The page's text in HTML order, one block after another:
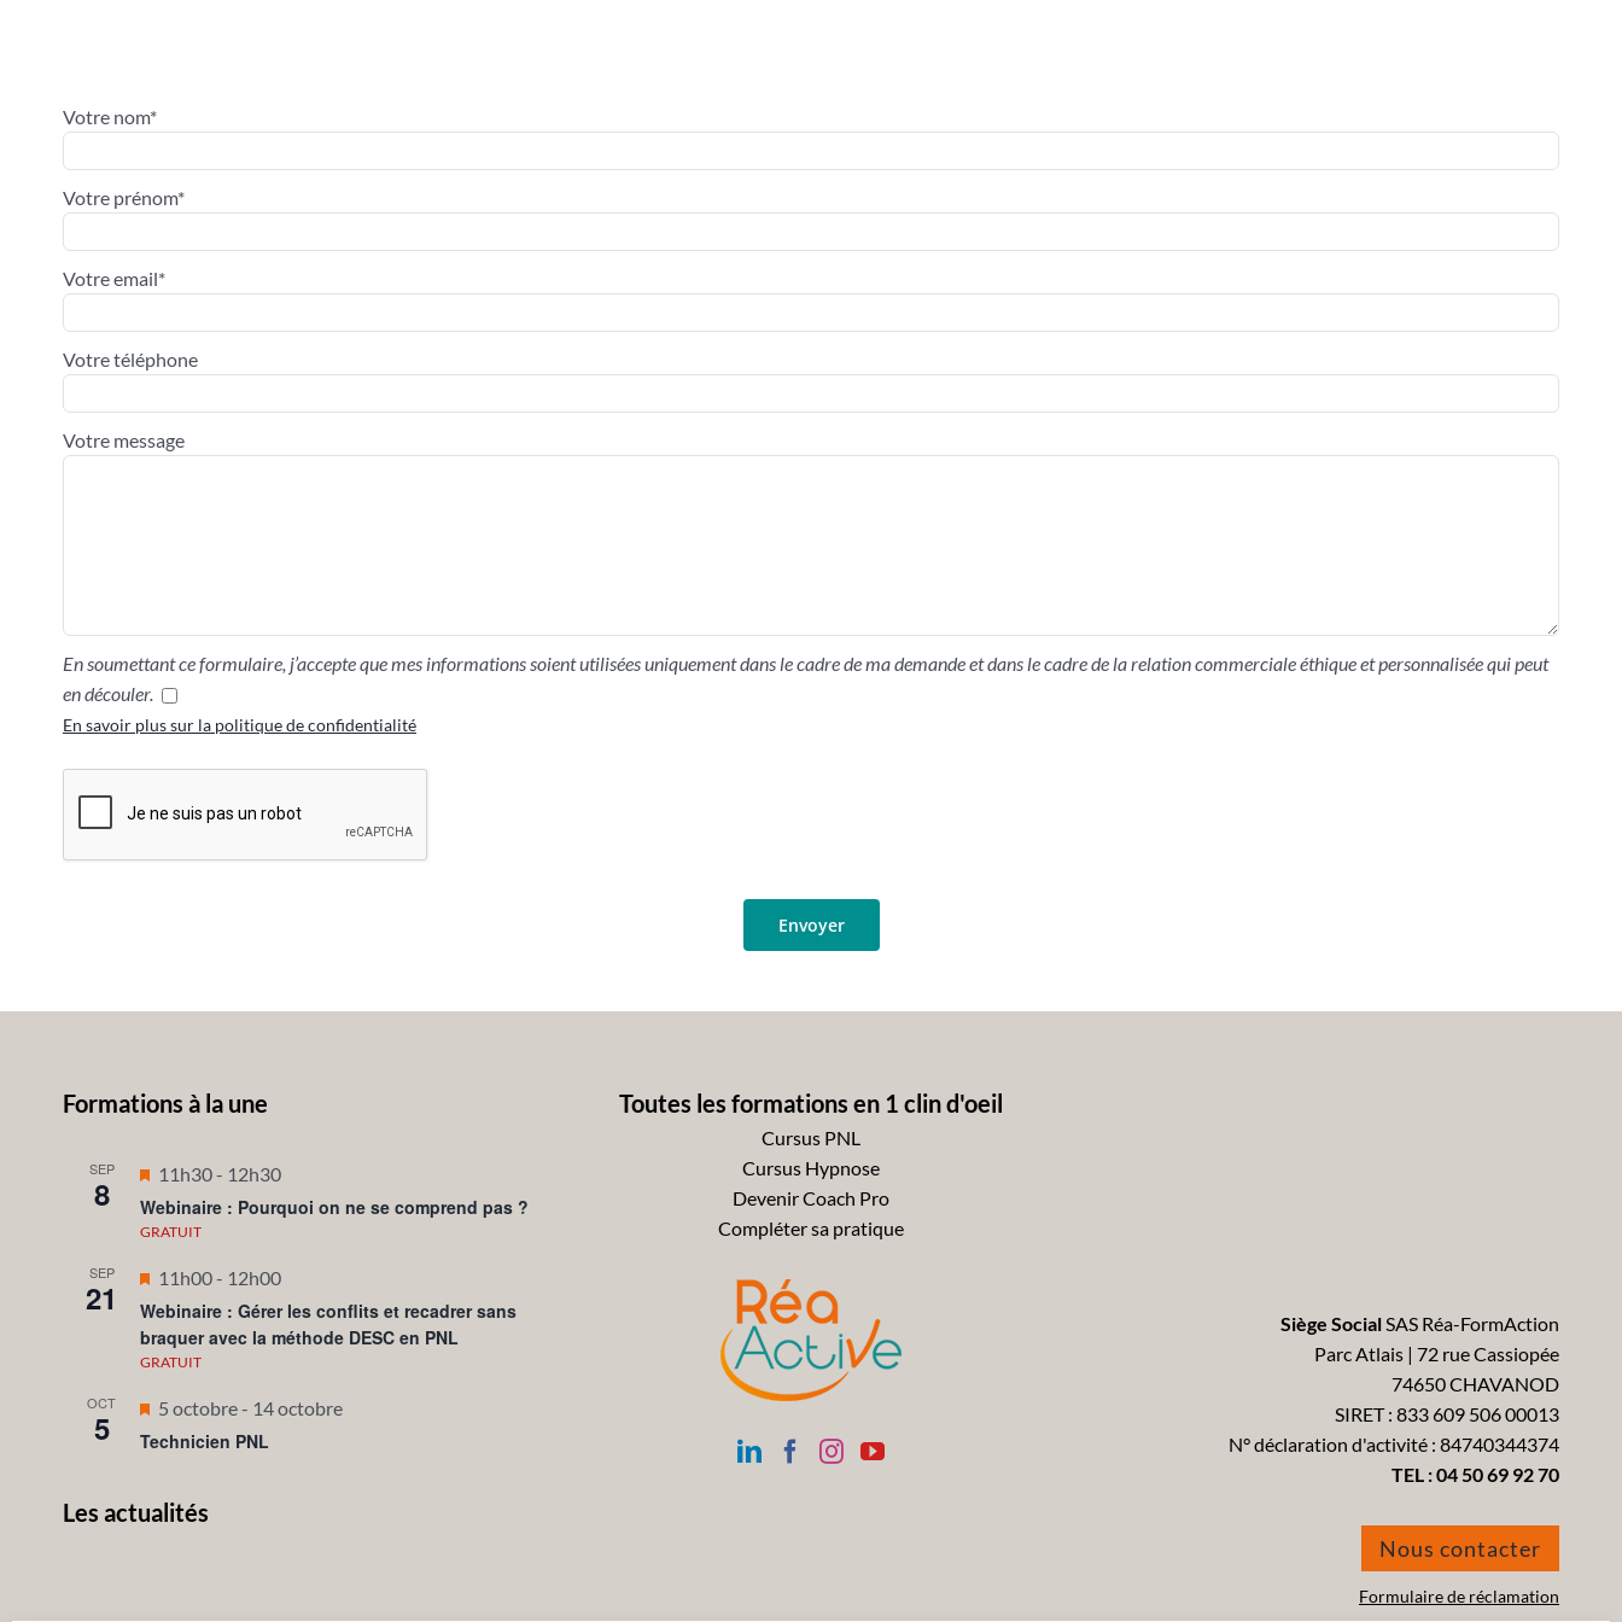
Votre nom*
Votre prénom*
Votre email*
Votre téléphone
Votre message
En soumettant ce formulaire, j’accepte que mes informations soient utilisées uniquement dans le cadre de ma demande et dans le cadre de la relation commerciale éthique et personnalisée qui peut
en découler.
En savoir plus sur la politique de confidentialité
Formations à la une
SEP
8
Mis
en
avant
11h30- 12h30
Webinaire : Pourquoi on ne se comprend pas ?
GRATUIT
SEP
21
Mis
en
avant
11h00- 12h00
Webinaire : Gérer les conflits et recadrer sans
braquer avec la méthode DESC en PNL
GRATUIT
OCT
5
Mis
en
5 octobre- 14 octobre
Technicien PNL
Les actualités
Toutes les formations en 1 clin d'oeil
Cursus PNL
Cursus Hypnose
Devenir Coach Pro
Compléter sa pratique
Siège SocialSAS Réa-FormAction
Parc Atlais | 72 rue Cassiopée
74650 CHAVANOD
SIRET : 833 609 506 00013
N° déclaration d'activité : 84740344374
TEL :04 50 69 92 70
Nous contacter
Formulaire de réclamation